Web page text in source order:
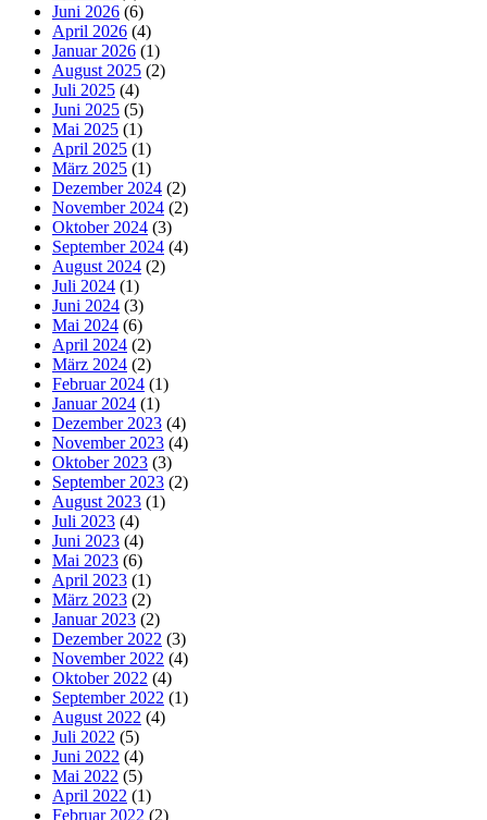
Juni 2026 (6)
April 2026 (4)
Januar 2026 (1)
August 2025 (2)
Juli 2025 (4)
Juni 2025 (5)
Mai 2025 (1)
April 2025 (1)
März 2025 (1)
Dezember 2024 (2)
November 2024 (2)
Oktober 2024 (3)
September 2024 (4)
August 2024 (2)
Juli 2024 (1)
Juni 2024 (3)
Mai 2024 (6)
April 2024 (2)
März 2024 (2)
Februar 2024 (1)
Januar 2024 (1)
Dezember 2023 (4)
November 2023 (4)
Oktober 2023 (3)
September 2023 (2)
August 2023 (1)
Juli 2023 (4)
Juni 2023 (4)
Mai 2023 (6)
April 2023 (1)
März 2023 (2)
Januar 2023 (2)
Dezember 2022 (3)
November 2022 (4)
Oktober 2022 (4)
September 2022 (1)
August 2022 (4)
Juli 2022 (5)
Juni 2022 (4)
Mai 2022 (5)
April 2022 (1)
Februar 2022 (2)